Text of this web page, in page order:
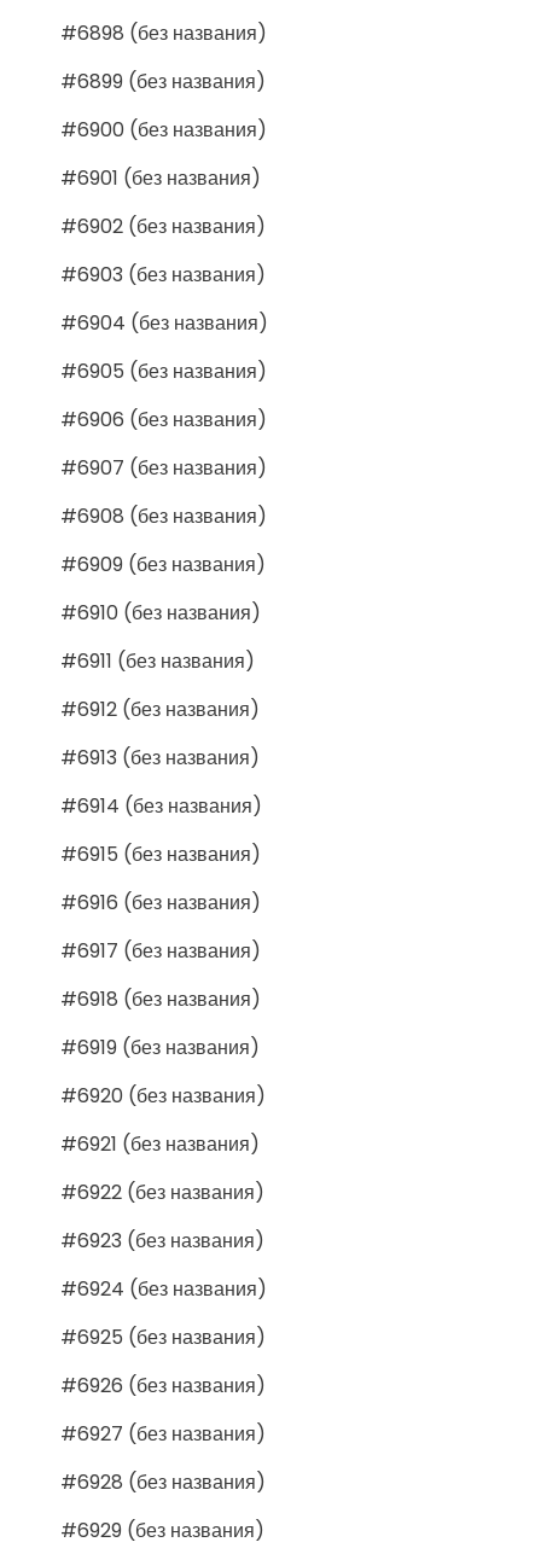
#6898 (без названия)
#6899 (без названия)
#6900 (без названия)
#6901 (без названия)
#6902 (без названия)
#6903 (без названия)
#6904 (без названия)
#6905 (без названия)
#6906 (без названия)
#6907 (без названия)
#6908 (без названия)
#6909 (без названия)
#6910 (без названия)
#6911 (без названия)
#6912 (без названия)
#6913 (без названия)
#6914 (без названия)
#6915 (без названия)
#6916 (без названия)
#6917 (без названия)
#6918 (без названия)
#6919 (без названия)
#6920 (без названия)
#6921 (без названия)
#6922 (без названия)
#6923 (без названия)
#6924 (без названия)
#6925 (без названия)
#6926 (без названия)
#6927 (без названия)
#6928 (без названия)
#6929 (без названия)